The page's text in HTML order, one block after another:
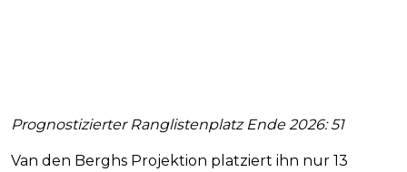
Prognostizierter Ranglistenplatz Ende 2026: 51
Van den Berghs Projektion platziert ihn nur 13